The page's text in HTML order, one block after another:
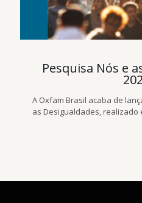
Pesquisa Nós e
A Oxfam Brasil acaba de
as Desigualdades, realizado